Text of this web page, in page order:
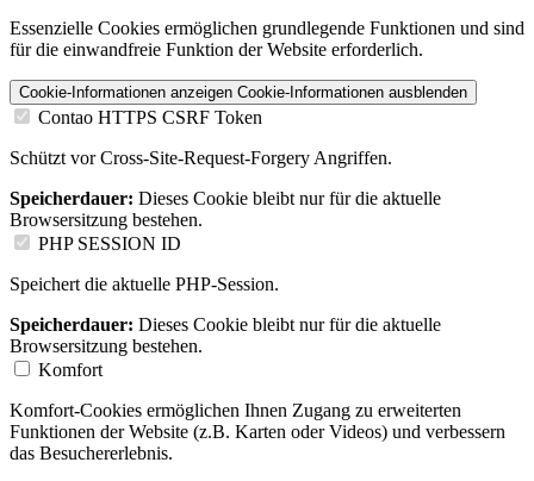
Essenzielle Cookies ermöglichen grundlegende Funktionen und sind
für die einwandfreie Funktion der Website erforderlich.
Cookie-Informationen anzeigen Cookie-Informationen ausblenden
Contao HTTPS CSRF Token
Schützt vor Cross-Site-Request-Forgery Angriffen.
Speicherdauer: Dieses Cookie bleibt nur für die aktuelle
Browsersitzung bestehen.
PHP SESSION ID
Speichert die aktuelle PHP-Session.
Speicherdauer: Dieses Cookie bleibt nur für die aktuelle
Browsersitzung bestehen.
Komfort
Komfort-Cookies ermöglichen Ihnen Zugang zu erweiterten
Funktionen der Website (z.B. Karten oder Videos) und verbessern
das Besuchererlebnis.